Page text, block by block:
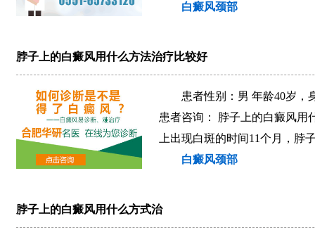
白癜风颈部
脖子上的白癜风用什么方法治疗比较好
患者性别：男 年龄40岁，
患者咨询： 脖子上的白癜风用
上出现白斑的时间11个月，
白癜风颈部
脖子上的白癜风用什么方式治